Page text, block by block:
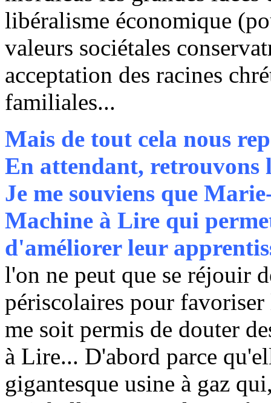
libéralisme économique
valeurs sociétales
acceptation des racines
familiales...
Mais de tout cela nous
En attendant, retrouvons
Je me souviens que
Machine à Lire qui
d'améliorer leur
l'on ne peut que se réjouir
périscolaires pour
me soit permis de douter
à Lire... D'abord parce
gigantesque usine à gaz